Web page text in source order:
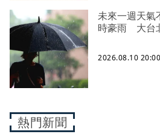
未來一週天氣
時豪雨 大台
2026.08.10 20:00
熱門新聞